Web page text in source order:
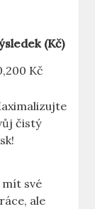
(Kč)
Kč
čistý
mít své
ale